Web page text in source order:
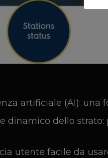
artificiale (AI): una
dinamico dello strato:
utente facile da